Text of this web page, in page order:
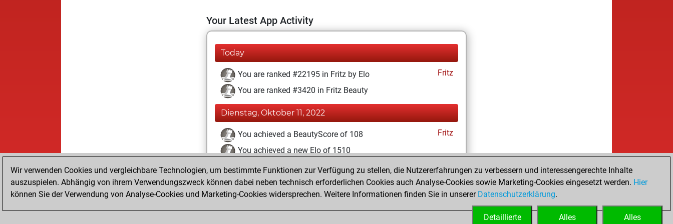
Your Latest App Activity
Today
You are ranked #22195 in Fritz by Elo
Fritz
You are ranked #3420 in Fritz Beauty
Dienstag, Oktober 11, 2022
You achieved a BeautyScore of 108
Fritz
You achieved a new Elo of 1510
Dienstag, Oktober 4, 2022
You created your Fritz account Fritz
Wir verwenden Cookies und vergleichbare Technologien, um bestimmte Funktionen zur Verfügung zu stellen, die Nutzererfahrungen zu verbessern und interessengerechte Inhalte
auszuspielen. Abhängig von ihrem Verwendungszweck können dabei neben technisch erforderlichen Cookies auch Analyse-Cookies sowie Marketing-Cookies eingesetzt werden. Hier
können Sie der Verwendung von Analyse-Cookies und Marketing-Cookies widersprechen. Weitere Informationen finden Sie in unserer Datenschutzerklärung.
Alles
Alles
Detaillierte